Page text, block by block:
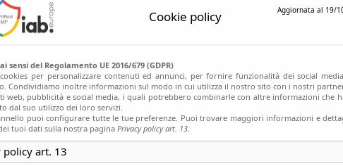
Cookie policy Aggiornata al 19/
sensi del Regolamento UE 2016/679 (GDPR)
per personalizzare contenuti ed annunci, per fornire funzionalità dei social
Condividiamo inoltre informazioni sul modo in cui utilizza il nostro sito con i nostri
web, pubblicità e social media, i quali potrebbero combinarle con altre informazioni che
dal suo utilizzo dei loro servizi.
puoi configurare tutte le tue preferenze. Puoi trovare maggiori informazioni e
tuoi dati sulla nostra pagina Privacy policy art. 13.
policy art. 13